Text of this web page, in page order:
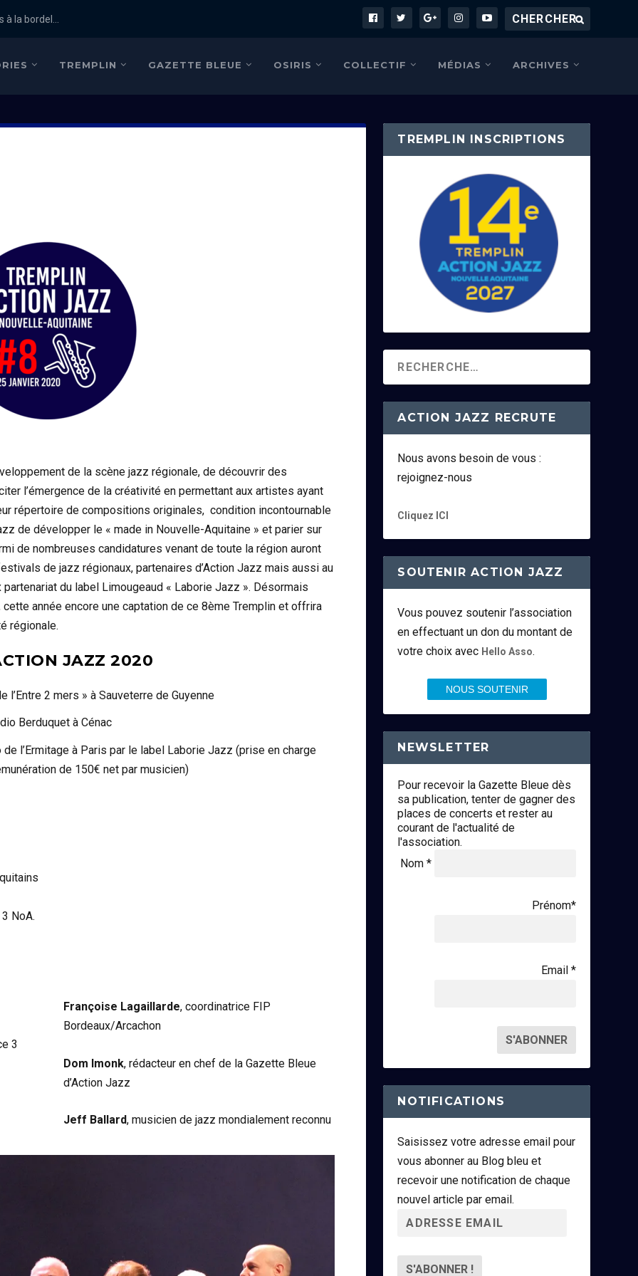
la bordel...
TREMPLIN GAZETTE BLEUE OSIRIS COLLECTIF MÉDIAS ARCHIVES
de la scène jazz régionale, de découvrir des
l’émergence de la créativité en permettant aux artistes ayant
répertoire de compositions originales, condition incontournable
de développer le « made in Nouvelle-Aquitaine » et parier sur
de nombreuses candidatures venant de toute la région auront
de jazz régionaux, partenaires d’Action Jazz mais aussi au
du label Limougeaud « Laborie Jazz ». Désormais
cette année encore une captation de ce 8ème Tremplin et offrira
régionale.
JAZZ 2020
2 mers » à Sauveterre de Guyenne
Berduquet à Cénac
l’Ermitage à Paris par le label Laborie Jazz (prise en charge
de 150€ net par musicien)
NoA.
3
Françoise Lagaillarde, coordinatrice FIP
Bordeaux/Arcachon
Dom Imonk, rédacteur en chef de la Gazette Bleue
d’Action Jazz
Jeff Ballard, musicien de jazz mondialement reconnu
TREMPLIN INSCRIPTIONS
ACTION JAZZ RECRUTE
Nous avons besoin de vous :
rejoignez-nous
Cliquez ICI
SOUTENIR ACTION JAZZ
Vous pouvez soutenir l’association
en effectuant un don du montant de
votre choix avec Hello Asso.
NOUS SOUTENIR
NEWSLETTER
Pour recevoir la Gazette Bleue dès
sa publication, tenter de gagner des
places de concerts et rester au
courant de l'actualité de
l'association.
Nom *
Prénom*
Email *
NOTIFICATIONS
Saisissez votre adresse email pour
vous abonner au Blog bleu et
recevoir une notification de chaque
nouvel article par email.
r